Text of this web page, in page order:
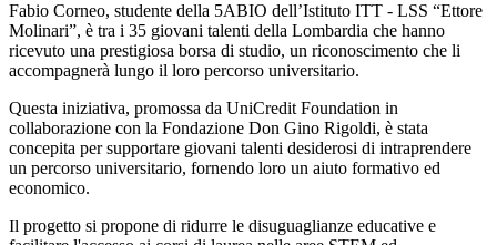
Fabio Corneo, studente della 5ABIO dell’Istituto ITT - LSS “Ettore
Molinari”, è tra i 35 giovani talenti della Lombardia che hanno
ricevuto una prestigiosa borsa di studio, un riconoscimento che li
accompagnerà lungo il loro percorso universitario.
Questa iniziativa, promossa da UniCredit Foundation in
collaborazione con la Fondazione Don Gino Rigoldi, è stata
concepita per supportare giovani talenti desiderosi di intraprendere
un percorso universitario, fornendo loro un aiuto formativo ed
economico.
Il progetto si propone di ridurre le disuguaglianze educative e